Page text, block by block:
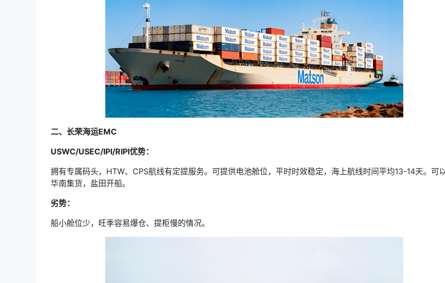
二、长荣海运EMC
USWC/USEC/IPI/RIPI优势：
拥有专属码头，HTW、CPS航线有定提服务。可提供电池舱位，平时时效稳定，海上航线时间平均13-14天。可
华南集货，盐田开船。
劣势：
船小舱位少，旺季容易爆仓、提柜慢的情况。